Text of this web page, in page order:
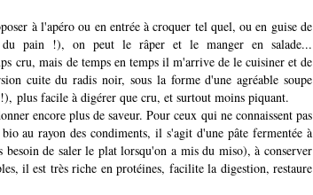
à l'apéro ou en entrée à croquer tel quel, ou en guise de
pain !), on peut le râper et le manger en salade...
cru, mais de temps en temps il m'arrive de le cuisiner et de
cuite du radis noir, sous la forme d'une agréable soupe
plus facile à digérer que cru, et surtout moins piquant.
encore plus de saveur. Pour ceux qui ne connaissent pas
au rayon des condiments, il s'agit d'une pâte fermentée à
de saler le plat lorsqu'on a mis du miso), à conserver
il est très riche en protéines, facilite la digestion, restaure